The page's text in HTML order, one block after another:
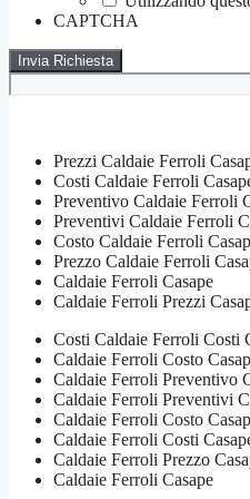
CAPTCHA
Prezzi Caldaie Ferroli
Costi Caldaie Ferroli
Preventivo Caldaie Ferroli
Preventivi Caldaie Ferroli
Costo Caldaie Ferroli
Prezzo Caldaie Ferroli
Caldaie Ferroli Casape
Caldaie Ferroli Prezzi
Costi Caldaie Ferroli Costi
Caldaie Ferroli Costo
Caldaie Ferroli Preventivo
Caldaie Ferroli Preventivi
Caldaie Ferroli Costo
Caldaie Ferroli Costi
Caldaie Ferroli Prezzo
Caldaie Ferroli Casape